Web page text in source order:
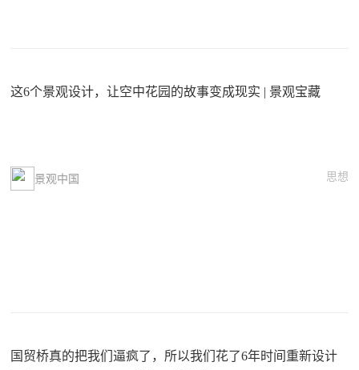
这6个景观设计，让空中花园的故事变成现实 | 景观宝藏
景观中国 思想
国贸桥真的把我们逼疯了，所以我们花了6年时间重新设计